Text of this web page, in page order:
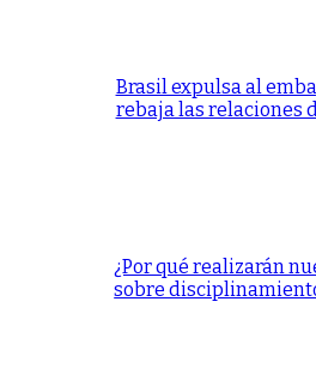
Brasil expulsa al
rebaja las relaciones
¿Por qué realizarán
sobre